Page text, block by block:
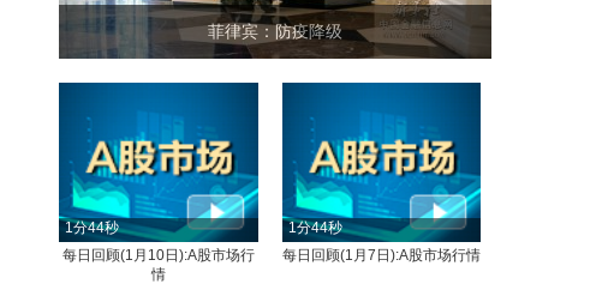
菲律宾：防疫降级
1分44秒
每日回顾(1月10日):A股市场行
情
1分44秒
每日回顾(1月7日):A股市场行情